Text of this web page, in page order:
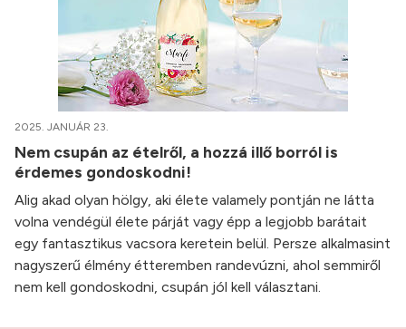
2025. JANUÁR 23.
Nem csupán az ételről, a hozzá illő borról is
érdemes gondoskodni!
Alig akad olyan hölgy, aki élete valamely pontján ne látta
volna vendégül élete párját vagy épp a legjobb barátait
egy fantasztikus vacsora keretein belül. Persze alkalmasint
nagyszerű élmény étteremben randevúzni, ahol semmiről
nem kell gondoskodni, csupán jól kell választani.